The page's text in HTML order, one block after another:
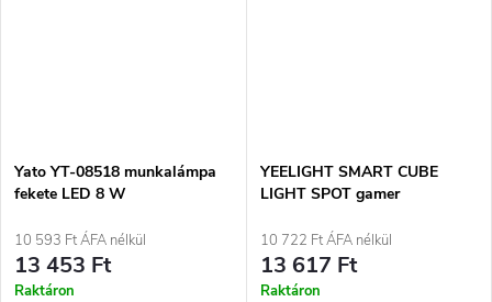
Yato YT-08518 munkalámpa
fekete LED 8 W
10 593 Ft ÁFA nélkül
13 453 Ft
Raktáron
YEELIGHT SMART CUBE
LIGHT SPOT gamer
0008) Fekete
10 722 Ft ÁFA nélkül
13 617 Ft
Raktáron